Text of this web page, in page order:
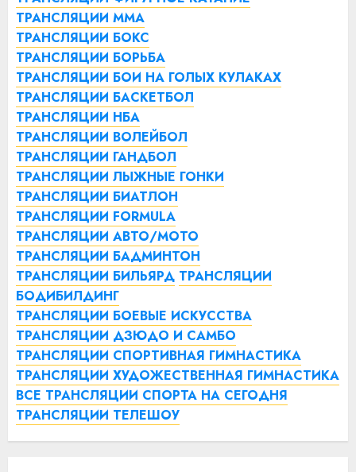
ТРАНСЛЯЦИИ ММА
ТРАНСЛЯЦИИ БОКС
ТРАНСЛЯЦИИ БОРЬБА
ТРАНСЛЯЦИИ БОИ НА ГОЛЫХ КУЛАКАХ
ТРАНСЛЯЦИИ БАСКЕТБОЛ
ТРАНСЛЯЦИИ НБА
ТРАНСЛЯЦИИ ВОЛЕЙБОЛ
ТРАНСЛЯЦИИ ГАНДБОЛ
ТРАНСЛЯЦИИ ЛЫЖНЫЕ ГОНКИ
ТРАНСЛЯЦИИ БИАТЛОН
ТРАНСЛЯЦИИ FORMULA
ТРАНСЛЯЦИИ АВТО/МОТО
ТРАНСЛЯЦИИ БАДМИНТОН
ТРАНСЛЯЦИИ БИЛЬЯРД ТРАНСЛЯЦИИ
БОДИБИЛДИНГ
ТРАНСЛЯЦИИ БОЕВЫЕ ИСКУССТВА
ТРАНСЛЯЦИИ ДЗЮДО И САМБО
ТРАНСЛЯЦИИ СПОРТИВНАЯ ГИМНАСТИКА
ТРАНСЛЯЦИИ ХУДОЖЕСТВЕННАЯ ГИМНАСТИКА
ВСЕ ТРАНСЛЯЦИИ СПОРТА НА СЕГОДНЯ
ТРАНСЛЯЦИИ ТЕЛЕШОУ